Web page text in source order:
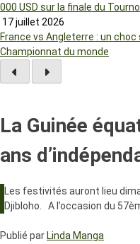
000 USD sur la finale du
17 juillet 2026
France vs Angleterre : un
Championnat du monde
La Guinée
ans
Les festivités auront lieu
Djibloho. A l’occasion du
Publié par Linda Manga